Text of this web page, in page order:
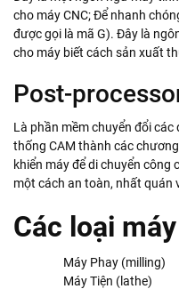
cho máy CNC; Để nhanh
được gọi là mã G). Đây là
cho máy biết cách sản xuất
Post-
Là phần mềm chuyển đổi
thống CAM thành các
khiển máy để di chuyển
một cách an toàn, nhất quán
Các loại
Máy Phay (milling)
Máy Tiện (lathe)